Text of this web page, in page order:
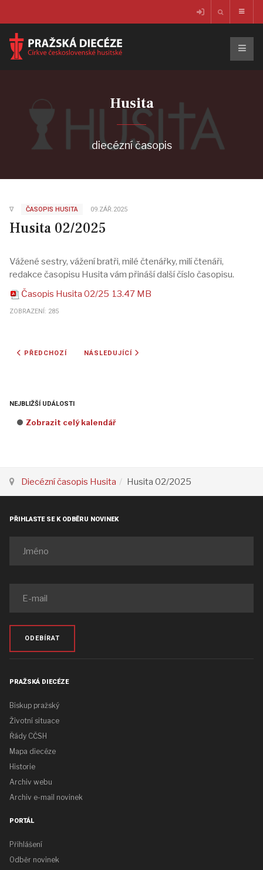
Husita
diecézní časopis
∇ ČASOPIS HUSITA 09.ZÁŘ.2025
Husita 02/2025
Vážené sestry, vážení bratři, milé čtenářky, milí čtenáři,
redakce časopisu Husita vám přináší další číslo časopisu.
Časopis Husita 02/25 13.47 MB
ZOBRAZENÍ: 285
PŘEDCHOZÍ ČLÁNEK: HUSITA 03/2025
PŘEDCHOZÍ DALŠÍ ČLÁNEK: HUSITA 01/2025
NÁSLEDUJÍCÍ
NEJBLIŽŠÍ UDÁLOSTI
Zobrazit celý kalendář
Diecézní časopis Husita Husita 02/2025
PŘIHLASTE SE K ODBĚRU NOVINEK
ODEBÍRAT
PRAŽSKÁ DIECÉZE
Biskup pražský
Životní situace
Řády CČSH
Mapa diecéze
Historie
Archiv webu
Archiv e-mail novinek
PORTÁL
Přihlášení
Odběr novinek